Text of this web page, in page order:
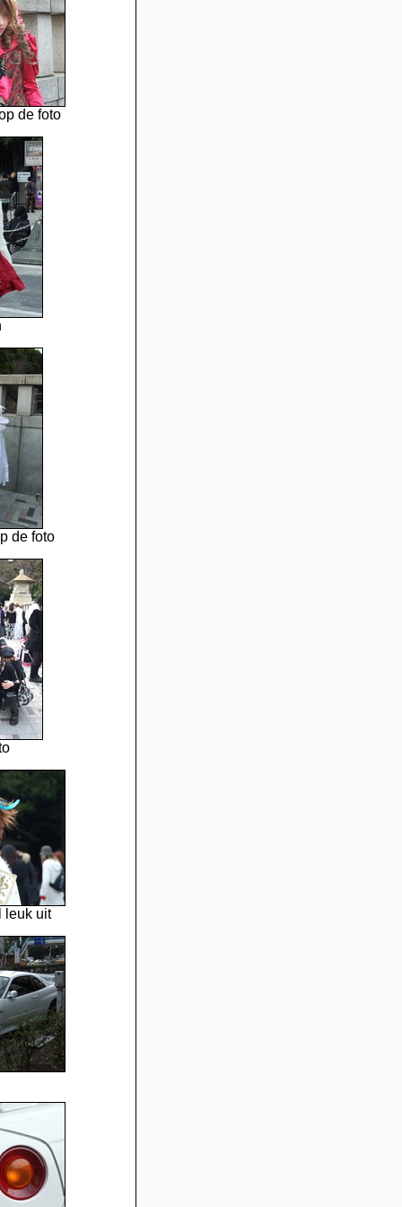
de foto
de foto
leuk uit